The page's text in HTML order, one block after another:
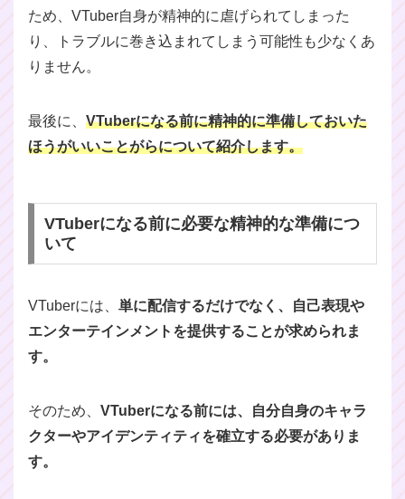
ため、VTuber自身が精神的に虐げられてしまった
り、トラブルに巻き込まれてしまう可能性も少なくあ
りません。
最後に、 VTuberになる前に精神的に準備しておいた
ほうがいいことがらについて紹介します。
VTuberになる前に必要な精神的な準備につ
いて
VTuberには、 単に配信するだけでなく、自己表現や
エンターテインメントを提供することが求められま
す。
そのため、 VTuberになる前には、自分自身のキャラ
クターやアイデンティティを確立する必要がありま
す。